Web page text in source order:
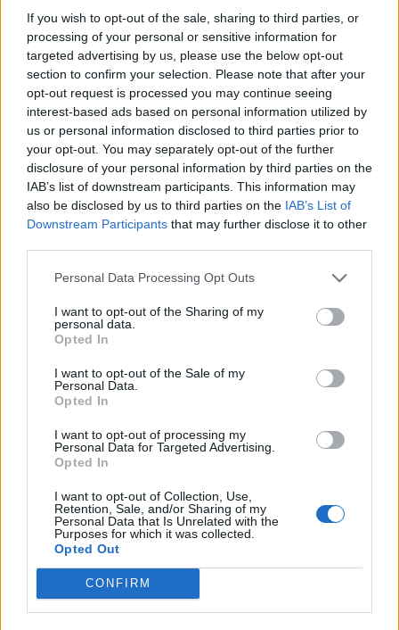
If you wish to opt-out of the sale, sharing to third parties, or
processing of your personal or sensitive information for
targeted advertising by us, please use the below opt-out
section to confirm your selection. Please note that after your
opt-out request is processed you may continue seeing
interest-based ads based on personal information utilized by
us or personal information disclosed to third parties prior to
your opt-out. You may separately opt-out of the further
disclosure of your personal information by third parties on the
IAB’s list of downstream participants. This information may
also be disclosed by us to third parties on the IAB’s List of
Downstream Participants that may further disclose it to other
Personal Data Processing Opt Outs
I want to opt-out of the Sharing of my
personal data.
Opted In
I want to opt-out of the Sale of my
Personal Data.
Opted In
I want to opt-out of processing my
Personal Data for Targeted Advertising.
Opted In
I want to opt-out of Collection, Use,
Retention, Sale, and/or Sharing of my
Personal Data that Is Unrelated with the
Purposes for which it was collected.
Opted Out
CONFIRM
Commenti
o registrati per commentare questo
articolo.
L'email è richiesta ma non verrà mostrata ai visitatori. Il contenuto di questo
commento esprime il pensiero dell'autore e non rappresenta la linea editoriale
di VareseNews.it, che rimane autonoma e indipendente. I messaggi inclusi nei
commenti non sono testi giornalistici, ma post inviati dai singoli lettori che
possono essere automaticamente pubblicati senza filtro preventivo. I commenti
che includano uno o più link a siti esterni verranno rimossi in automatico dal
sistema.
DALLA HOME